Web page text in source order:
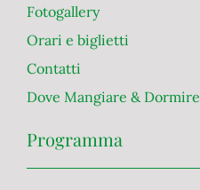
Fotogallery
Orari e biglietti
Contatti
Dove Mangiare & Dormire
Programma